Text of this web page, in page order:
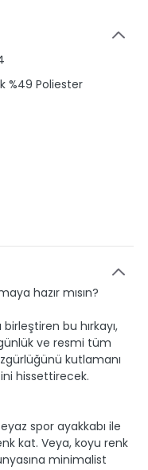
%49 Poliester
hazır mısın?
birleştiren bu hırkayı,
günlük ve resmi tüm
kutlamanı
hissettirecek.
spor ayakkabı ile
kat. Veya, koyu renk
minimalist